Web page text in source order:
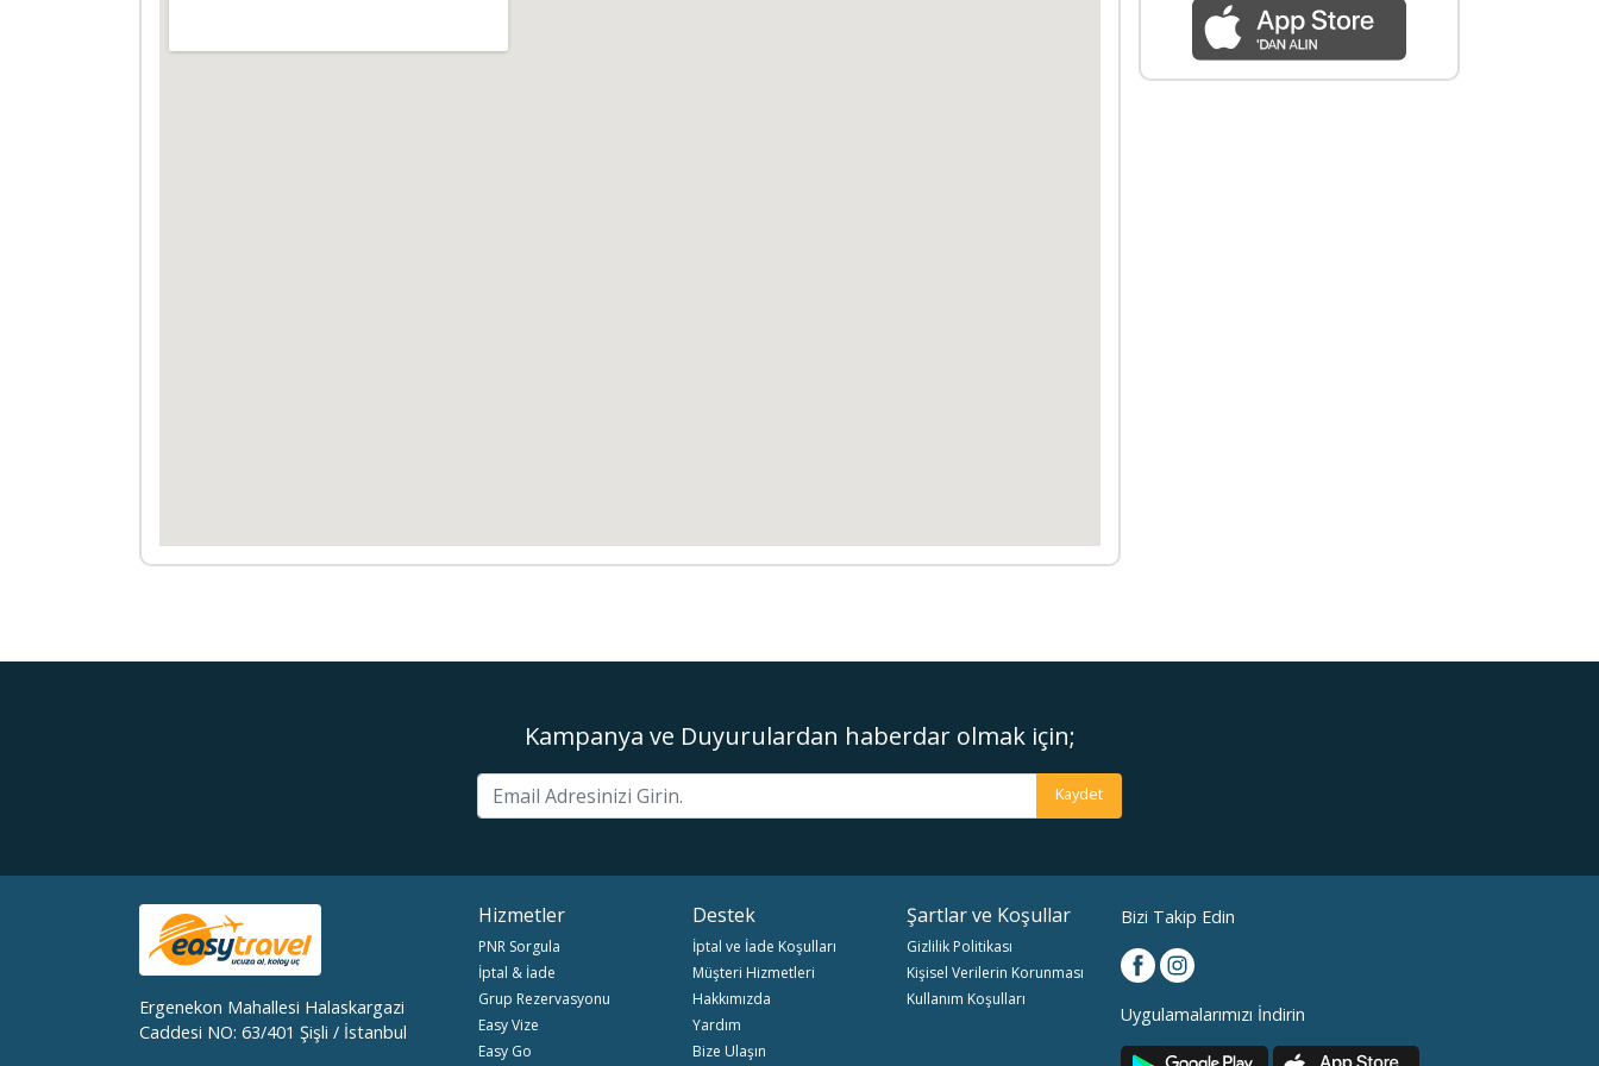
location google.com
Kampanya ve Duyurulardan haberdar olmak için;
Kaydet
Ergenekon Mahallesi Halaskargazi
Caddesi NO: 63/401 Şişli / İstanbul
Hizmetler
PNR Sorgula
İptal & İade
Grup Rezervasyonu
Easy Vize
Easy Go
Destek
İptal ve İade Koşulları
Müşteri Hizmetleri
Hakkımızda
Yardım
Bize Ulaşın
Şartlar ve Koşullar
Gizlilik Politikası
Kişisel Verilerin Korunması
Kullanım Koşulları
Bizi Takip Edin
Uygulamalarımızı İndirin